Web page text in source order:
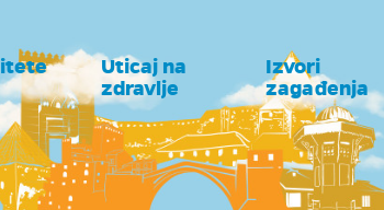
Uticaj na
zdravlje
Izvori
zagađenja